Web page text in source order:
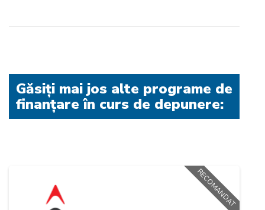
Găsiți mai jos alte programe de
finanțare în curs de depunere:
RECOMANDAT